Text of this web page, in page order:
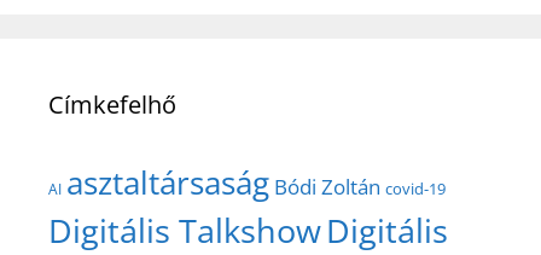
Címkefelhő
AI asztaltársaság Bódi Zoltán covid-19
Digitális TalkshowDigitális